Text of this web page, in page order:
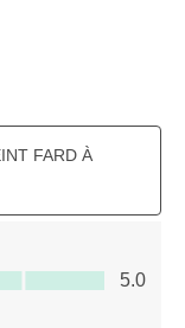
FARD À
5.0